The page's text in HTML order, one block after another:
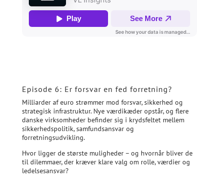
Episode 6: Er forsvar en fed forretning?
Milliarder af euro strømmer mod forsvar, sikkerhed og
strategisk infrastruktur. Nye værdikæder opstår, og flere
danske virksomheder befinder sig i krydsfeltet mellem
sikkerhedspolitik, samfundsansvar og
forretningsudvikling.
Hvor ligger de største muligheder – og hvornår bliver de
til dilemmaer, der kræver klare valg om rolle, værdier og
ledelsesansvar?